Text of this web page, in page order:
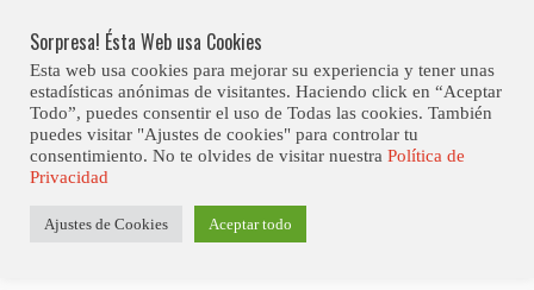
content
Club Contest.
Posts tagged "Foreign Exchange"
Sorpresa! Ésta Web usa Cookies
Esta web usa cookies para mejorar su experiencia y tener unas
estadísticas anónimas de visitantes. Haciendo click en “Aceptar
Todo”, puedes consentir el uso de Todas las cookies. También
puedes visitar "Ajustes de cookies" para controlar tu
consentimiento. No te olvides de visitar nuestra Política de
Privacidad
Ajustes de Cookies Aceptar todo